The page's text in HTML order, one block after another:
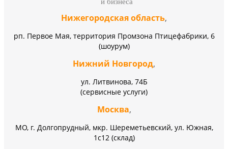
и бизнеса
Нижегородская область,
рп. Первое Мая, территория Промзона Птицефабрики, 6
(шоурум)
Нижний Новгород,
ул. Литвинова, 74Б
(сервисные услуги)
Москва,
МО, г. Долгопрудный, мкр. Шереметьевский, ул. Южная,
1с12 (склад)